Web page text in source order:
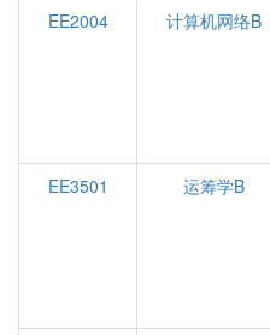
EE2004 计算机网络B
EE3501
运筹学B